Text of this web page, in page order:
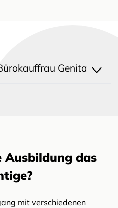
Genita
Ausbildung das
mit verschiedenen